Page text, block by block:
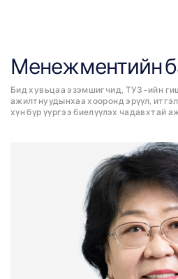
Менежментийн
Бид хувьцаа эзэмшигчид, ТУЗ-ийн
ажилтнуудынхаа хооронд эрүүл,
хүн бүр үүргээ биелүүлэх чадавхтай